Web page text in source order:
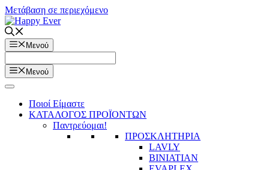
Μετάβαση σε περιεχόμενο
Μενού
Μενού
Ποιοί Είμαστε
ΚΑΤΑΛΟΓΟΣ ΠΡΟΪΟΝΤΩΝ
Παντρεύομαι!
ΠΡΟΣΚΛΗΤΗΡΙΑ
LAVLY
BINIATIAN